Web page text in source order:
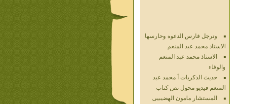
الاستاذ محمد عبد المنعم
والوفاء
حديث الذكريات أ محمد عبد
المنعم فيديو محول نص كتاب
المستشار مامون الهضيبيى
والقضيه الفلسطينيه
العداله الغائبه 1000 شهيد